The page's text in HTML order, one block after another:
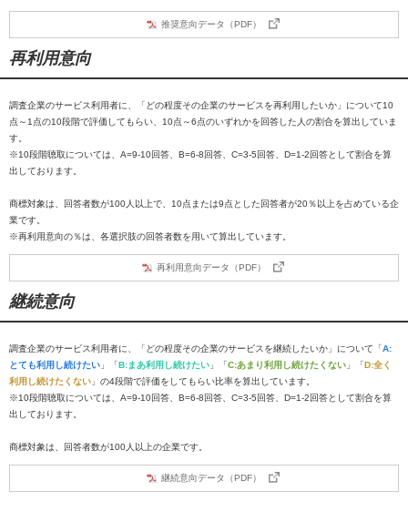
推奨意向データ（PDF）
再利用意向
調査企業のサービス利用者に、「どの程度その企業のサービスを再利用したいか」について10
点～1点の10段階で評価してもらい、10点～6点のいずれかを回答した人の割合を算出していま
す。
※10段階聴取については、A=9-10回答、B=6-8回答、C=3-5回答、D=1-2回答として割合を算
出しております。
商標対象は、回答者数が100人以上で、10点または9点とした回答者が20％以上を占めている企
業です。
※再利用意向の％は、各選択肢の回答者数を用いて算出しています。
再利用意向データ（PDF）
継続意向
調査企業のサービス利用者に、「どの程度その企業のサービスを継続したいか」について「A:
とても利用し続けたい 」「B:まあ利用し続けたい 」「C:あまり利用し続けたくない 」「D:全く
利用し続けたくない 」の4段階で評価をしてもらい比率を算出しています。
※10段階聴取については、A=9-10回答、B=6-8回答、C=3-5回答、D=1-2回答として割合を算
出しております。
商標対象は、回答者数が100人以上の企業です。
継続意向データ（PDF）